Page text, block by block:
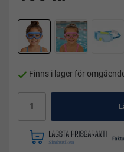
Finns i lager för